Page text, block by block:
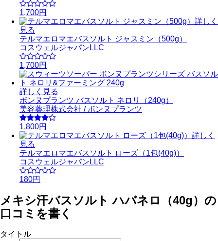
1,700円
詳しく
見る
テルマエロマエバスソルト ジャスミン（500g）
コスウェルジャパンLLC
1,700円
詳しく見る
ボンヌプランツ バスソルト ネロリ（240g）
美容薬理株式会社 / ボンヌプランツ
1,800円
詳しく
見る
テルマエロマエバスソルト ローズ（1包(40g)）
コスウェルジャパンLLC
180円
メキシ汗バスソルト ハバネロ（40g）の
口コミを書く
タイトル